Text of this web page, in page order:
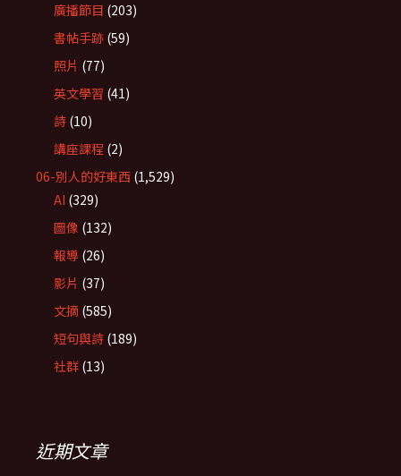
廣播節目 (203)
書帖手跡 (59)
照片 (77)
英文學習 (41)
詩 (10)
講座課程 (2)
06-別人的好東西 (1,529)
AI (329)
圖像 (132)
報導 (26)
影片 (37)
文摘 (585)
短句與詩 (189)
社群 (13)
近期文章